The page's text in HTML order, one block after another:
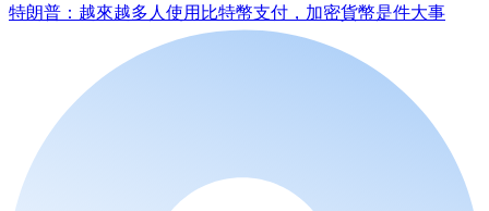
特朗普：越來越多人使用比特幣支付，加密貨幣是件大事